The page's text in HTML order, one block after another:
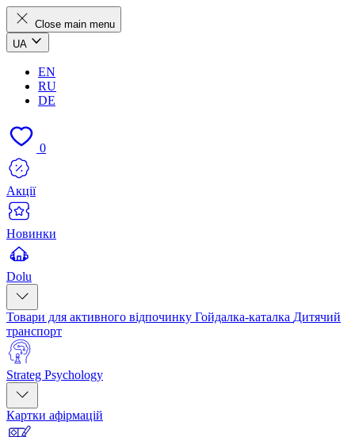
Close main menu
UA
EN
RU
DE
0
Акції
Новинки
Dolu
Товари для активного відпочинку Гойдалка-каталка Дитячий
транспорт
Strateg Psychology
Картки афірмацій